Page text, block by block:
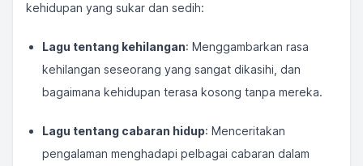
kehidupan yang sukar dan sedih:
Lagu tentang kehilangan: Menggambarkan rasa
kehilangan seseorang yang sangat dikasihi, dan
bagaimana kehidupan terasa kosong tanpa mereka.
Lagu tentang cabaran hidup: Menceritakan
pengalaman menghadapi pelbagai cabaran dalam